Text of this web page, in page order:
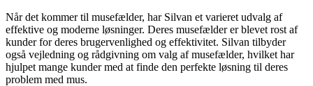
Når det kommer til musefælder, har Silvan et varieret udvalg af
effektive og moderne løsninger. Deres musefælder er blevet rost af
kunder for deres brugervenlighed og effektivitet. Silvan tilbyder
også vejledning og rådgivning om valg af musefælder, hvilket har
hjulpet mange kunder med at finde den perfekte løsning til deres
problem med mus.